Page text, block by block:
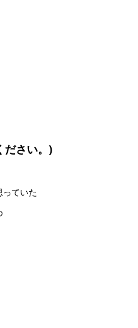
ださい。)
っていた